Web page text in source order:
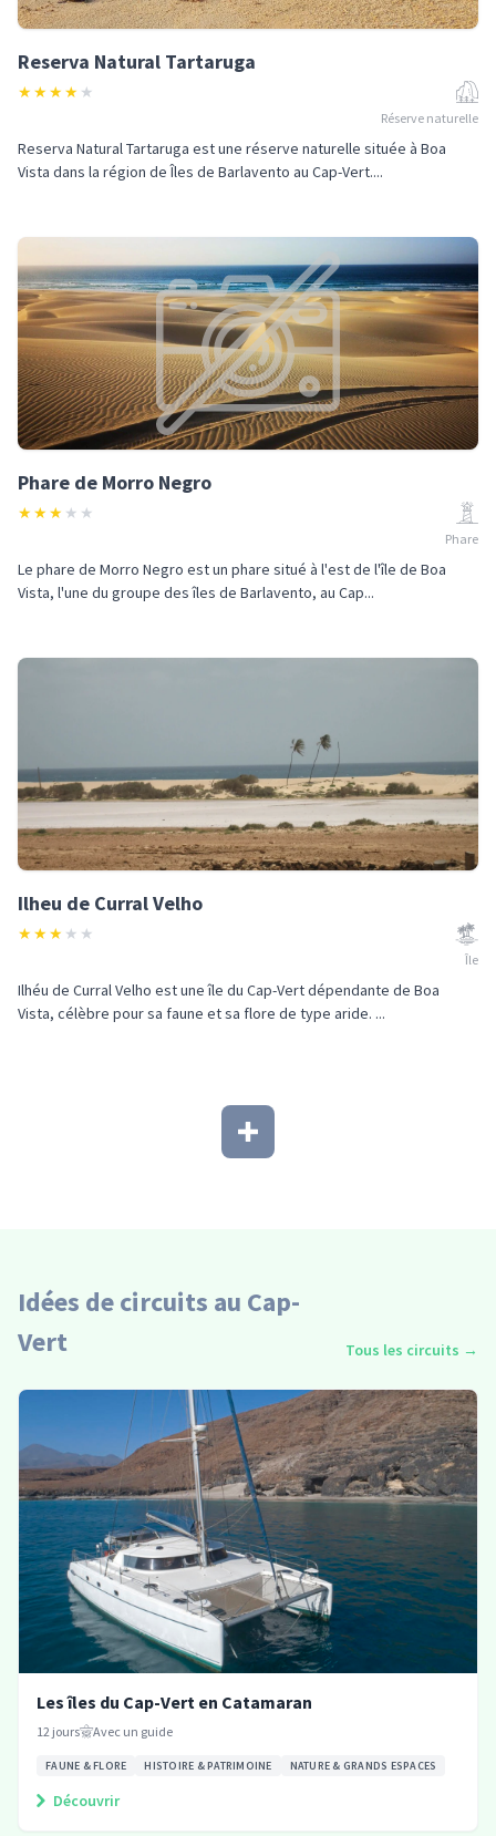
Reserva Natural Tartaruga
★★★★ ★
Réserve naturelle
Reserva Natural Tartaruga est une réserve naturelle située à Boa
Vista dans la région de Îles de Barlavento au Cap-Vert....
Phare de Morro Negro
★★★ ★ ★
Phare
Le phare de Morro Negro est un phare situé à l'est de l'île de Boa
Vista, l'une du groupe des îles de Barlavento, au Cap...
Ilheu de Curral Velho
★★★ ★ ★
Île
Ilhéu de Curral Velho est une île du Cap-Vert dépendante de Boa
Vista, célèbre pour sa faune et sa flore de type aride. ...
Idées de circuits au Cap-
Vert
Tous les circuits →
Les îles du Cap-Vert en Catamaran
12 jours Avec un guide
FAUNE & FLORE HISTOIRE & PATRIMOINE NATURE & GRANDS ESPACES
Découvrir